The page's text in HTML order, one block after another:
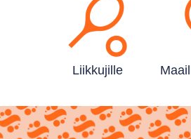
Liikkujille